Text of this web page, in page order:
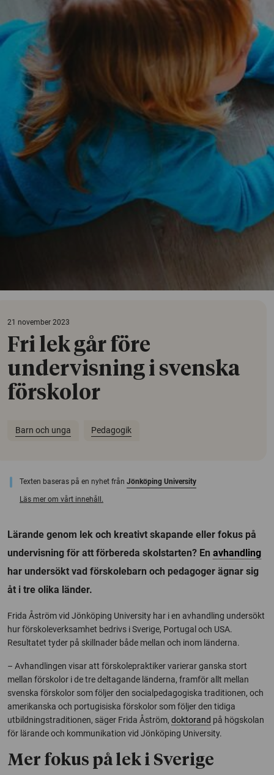
21 november 2023
Fri lek går före
undervisning i svenska
förskolor
Barn och unga Pedagogik
Texten baseras på en nyhet från Jönköping University
Läs mer om vårt innehåll.
Lärande genom lek och kreativt skapande eller fokus på
undervisning för att förbereda skolstarten? En avhandling
har undersökt vad förskolebarn och pedagoger ägnar sig
åt i tre olika länder.
Frida Åström vid Jönköping University har i en avhandling undersökt
hur förskoleverksamhet bedrivs i Sverige, Portugal och USA.
Resultatet tyder på skillnader både mellan och inom länderna.
– Avhandlingen visar att förskolepraktiker varierar ganska stort
mellan förskolor i de tre deltagande länderna, framför allt mellan
svenska förskolor som följer den socialpedagogiska traditionen, och
amerikanska och portugisiska förskolor som följer den tidiga
utbildningstraditionen, säger Frida Åström, doktorand på högskolan
för lärande och kommunikation vid Jönköping University.
Mer fokus på lek i Sverige